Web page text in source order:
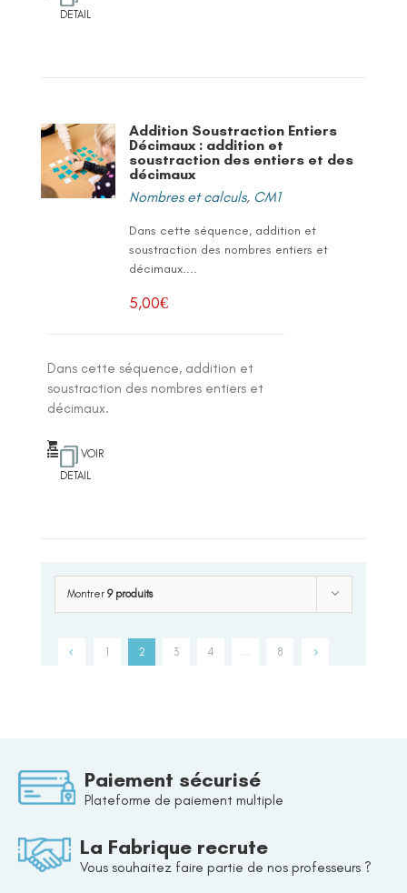
DETAIL
Addition Soustraction Entiers
Décimaux : addition et
soustraction des entiers et des
décimaux
Nombres et calculs, CM1
Dans cette séquence, addition et
soustraction des nombres entiers et
décimaux....
5,00€
Dans cette séquence, addition et
soustraction des nombres entiers et
décimaux.
VOIR
DETAIL
Montrer 9 produits
1 2 3 4 8
Paiement sécurisé
Plateforme de paiement multiple
La Fabrique recrute
Vous souhaitez faire partie de nos professeurs ?